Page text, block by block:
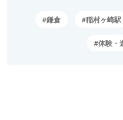
鎌倉 稲村ヶ崎駅
体験・